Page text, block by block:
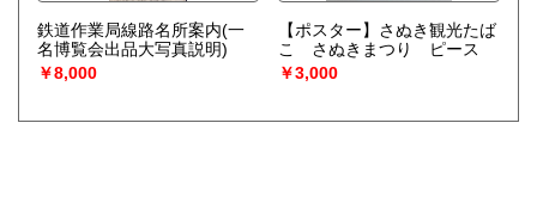
鉄道作業局線路名所案内(一
名博覧会出品大写真説明)
￥8,000
【ポスター】さぬき観光たば
こ さぬきまつり ピース
￥3,000